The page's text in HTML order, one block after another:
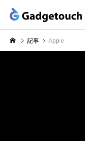
記事 Apple